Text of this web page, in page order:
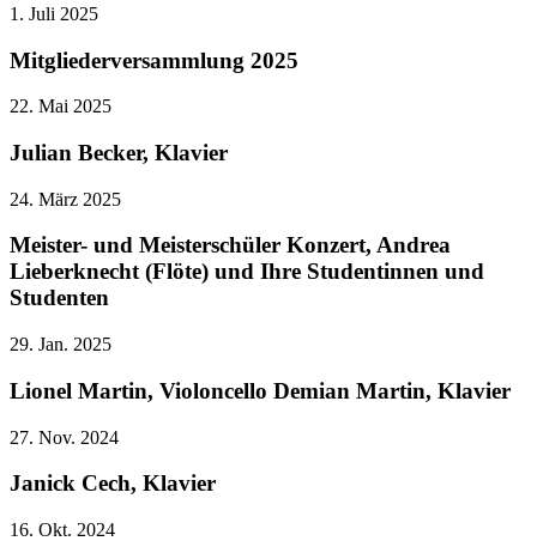
1. Juli 2025
Mitgliederversammlung 2025
22. Mai 2025
Julian Becker, Klavier
24. März 2025
Meister- und Meisterschüler Konzert, Andrea
Lieberknecht (Flöte) und Ihre Studentinnen und
Studenten
29. Jan. 2025
Lionel Martin, Violoncello Demian Martin, Klavier
27. Nov. 2024
Janick Cech, Klavier
16. Okt. 2024